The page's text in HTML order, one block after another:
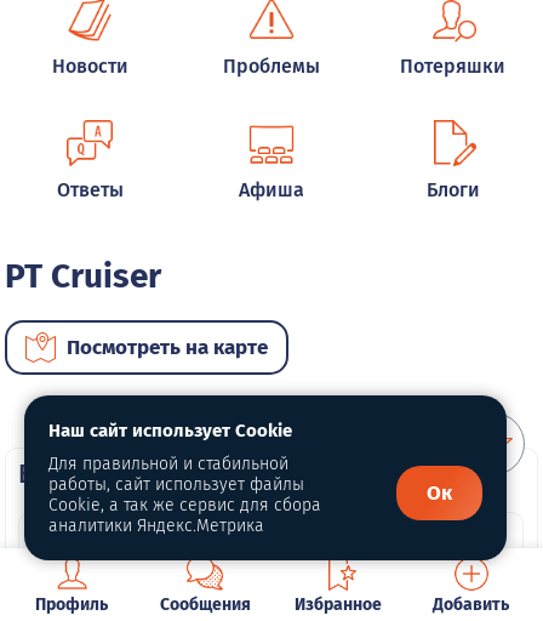
Новости Проблемы Потеряшки
Ответы Афиша Блоги
PT Cruiser
Посмотреть на карте
ВИП автомобили
Профиль Сообщения Избранное Добавить
Наш сайт использует Cookie
Для правильной и стабильной
работы, сайт использует файлы
Cookie, а так же сервис для сбора
аналитики Яндекс.Метрика
Ок